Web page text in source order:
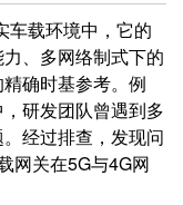
车载环境中，它的
、多网络制式下的
确时基参考。例
研发团队曾遇到多
经过排查，发现问
网关在5G与4G网